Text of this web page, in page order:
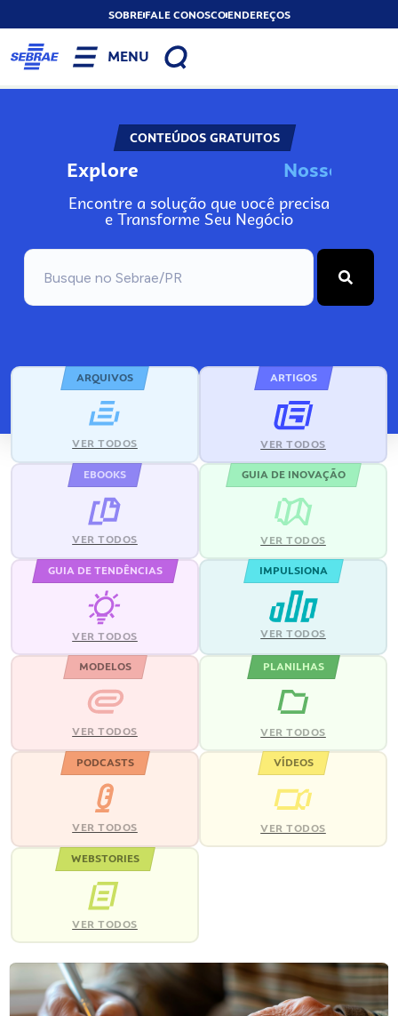
SOBREFALE CONOSCOENDEREÇOS
MENU
CONTEÚDOS GRATUITOS
Explore Nosso
Encontre a solução que você precisa
e Transforme Seu Negócio
ARQUIVOS
VER TODOS
ARTIGOS
VER TODOS
EBOOKS
VER TODOS
GUIA DE INOVAÇÃO
VER TODOS
GUIA DE TENDÊNCIAS
VER TODOS
IMPULSIONA
VER TODOS
MODELOS
VER TODOS
PLANILHAS
VER TODOS
PODCASTS
VER TODOS
VÍDEOS
VER TODOS
WEBSTORIES
VER TODOS